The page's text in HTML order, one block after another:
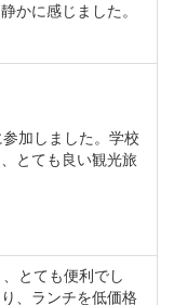
かに感じました。
加しました。学校
とても良い観光旅
とても便利でし
、ランチを低価格